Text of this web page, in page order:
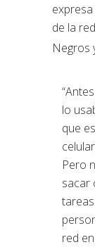
de la
Negros
lo
que
Pero
sacar
red